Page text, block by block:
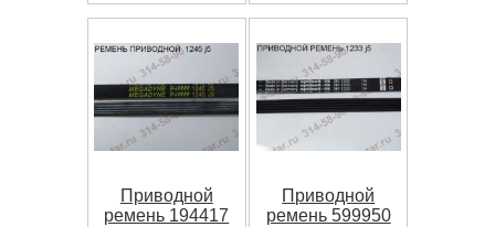
Приводной
ремень 194417
Приводной
ремень 599950